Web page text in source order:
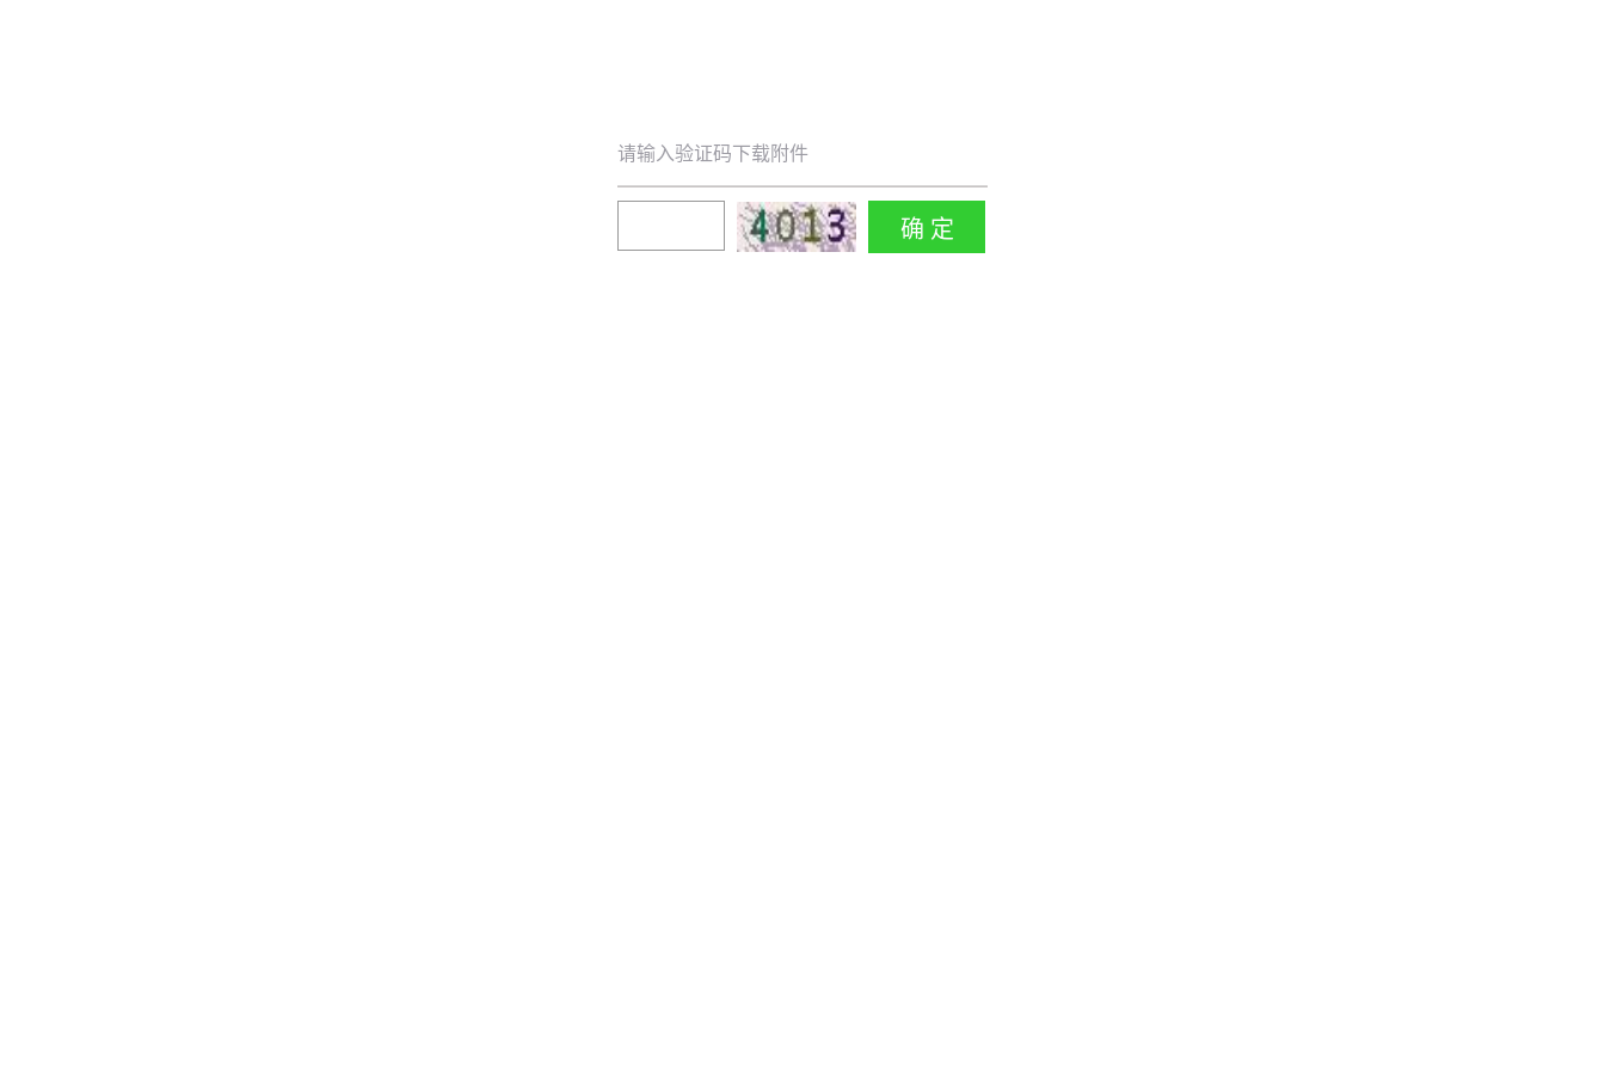
请输入验证码下载附件